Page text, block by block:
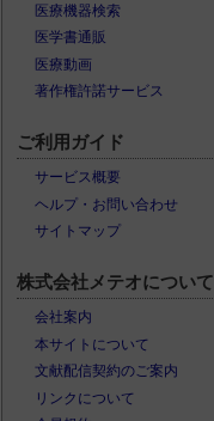
医療機器検索
医学書通販
医療動画
著作権許諾サービス
ご利用ガイド
サービス概要
ヘルプ・お問い合わせ
サイトマップ
株式会社メテオについて
会社案内
本サイトについて
文献配信契約のご案内
リンクについて